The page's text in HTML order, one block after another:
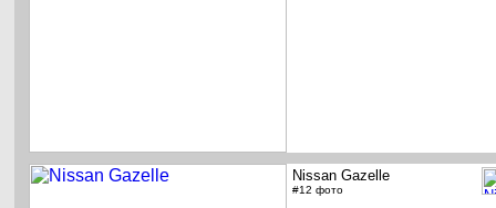
Nissan Gazelle
#12 фото